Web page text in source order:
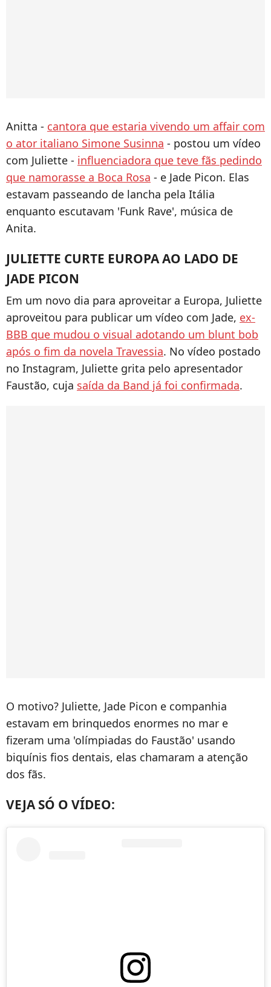
Anitta - cantora que estaria vivendo um affair com
o ator italiano Simone Susinna - postou um vídeo
com Juliette - influenciadora que teve fãs pedindo
que namorasse a Boca Rosa - e Jade Picon. Elas
estavam passeando de lancha pela Itália
enquanto escutavam 'Funk Rave', música de
Anita.
JULIETTE CURTE EUROPA AO LADO DE
JADE PICON
Em um novo dia para aproveitar a Europa, Juliette
aproveitou para publicar um vídeo com Jade, ex-
BBB que mudou o visual adotando um blunt bob
após o fim da novela Travessia. No vídeo postado
no Instagram, Juliette grita pelo apresentador
Faustão, cuja saída da Band já foi confirmada.
O motivo? Juliette, Jade Picon e companhia
estavam em brinquedos enormes no mar e
fizeram uma 'olímpiadas do Faustão' usando
biquínis fios dentais, elas chamaram a atenção
dos fãs.
VEJA SÓ O VÍDEO: